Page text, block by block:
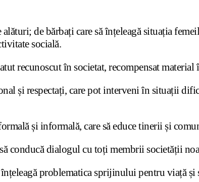
de bărbați care să înțeleagă situația
socială.
recunoscut în societat, recompensat
și respectați, care pot interveni în situații
și informală, care să educe tinerii și
conducă dialogul cu toți membrii societății
problematica sprijinului pentru viață și